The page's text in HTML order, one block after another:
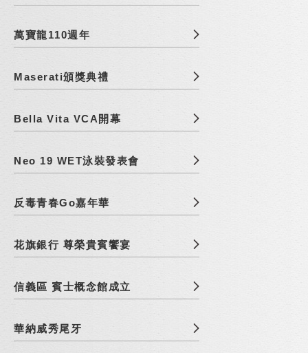
萬寶龍110週年
Maserati頒獎典禮
Bella Vita VCA開幕
Neo 19 WET泳裝發表會
反毒青春Go嘉年華
花旗銀行 尊榮貴賓饗宴
信義區 賓士概念館成立
華納威秀尾牙